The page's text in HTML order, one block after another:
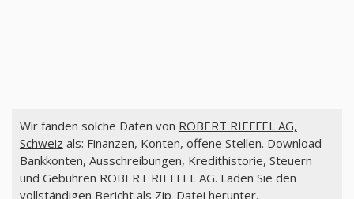
Wir fanden solche Daten von ROBERT RIEFFEL AG,
Schweiz als: Finanzen, Konten, offene Stellen. Download
Bankkonten, Ausschreibungen, Kredithistorie, Steuern
und Gebühren ROBERT RIEFFEL AG. Laden Sie den
vollständigen Bericht als Zip-Datei herunter.